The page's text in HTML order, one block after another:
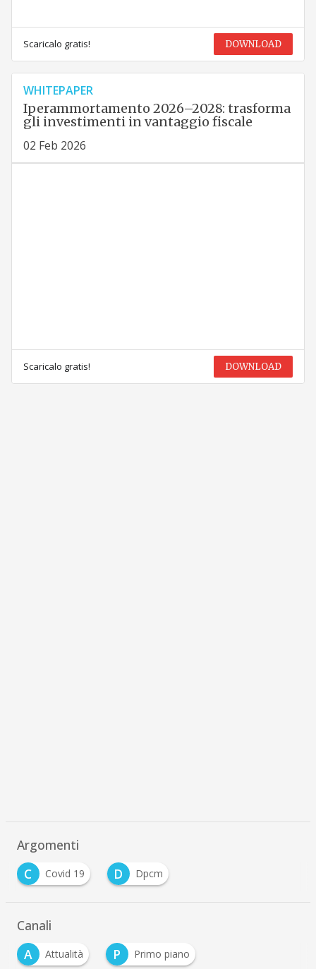
Scaricalo gratis! DOWNLOAD
WHITEPAPER
Iperammortamento 2026–2028: trasforma
gli investimenti in vantaggio fiscale
02 Feb 2026
Scaricalo gratis! DOWNLOAD
Argomenti
C
Covid 19 D Dpcm
Canali
A
Attualità P Primo piano